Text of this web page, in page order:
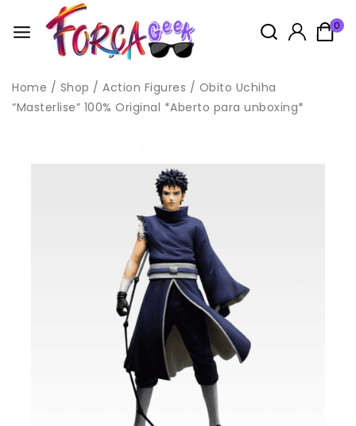
0
Home / Shop / Action Figures / Obito Uchiha
“Masterlise” 100% Original *Aberto para unboxing*
Este produto não é considerado um brinquedo, pois é um
boneco de coleção cujo modelo
é em escala reduzida e não tem primordialmente valor de
conforme Norma NM 300-01/2002 – Portaria INMETRO Nº 108 de
13 de Junho de 2005, anexo II, item 2.
Todas as compras na loja acompanham brindes, enviados
aleatóriamente, sendo possivel escolher no carrinho.
Obito Uchiha “Masterlise” 100%
Original *Aberto para unboxing*